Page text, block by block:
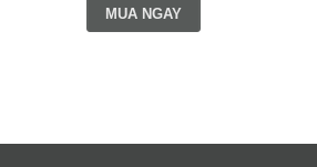
MUA NGAY